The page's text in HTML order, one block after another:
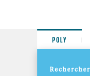
POLY